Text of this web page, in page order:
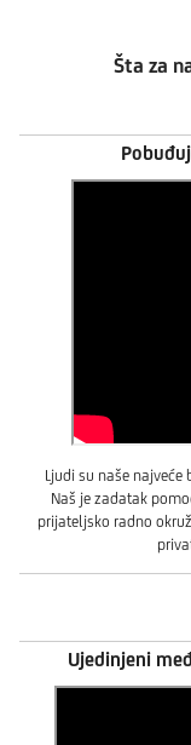
Šta za
Ljudi su naše
Naš je zadatak
prijateljsko radno
Ujedinjeni